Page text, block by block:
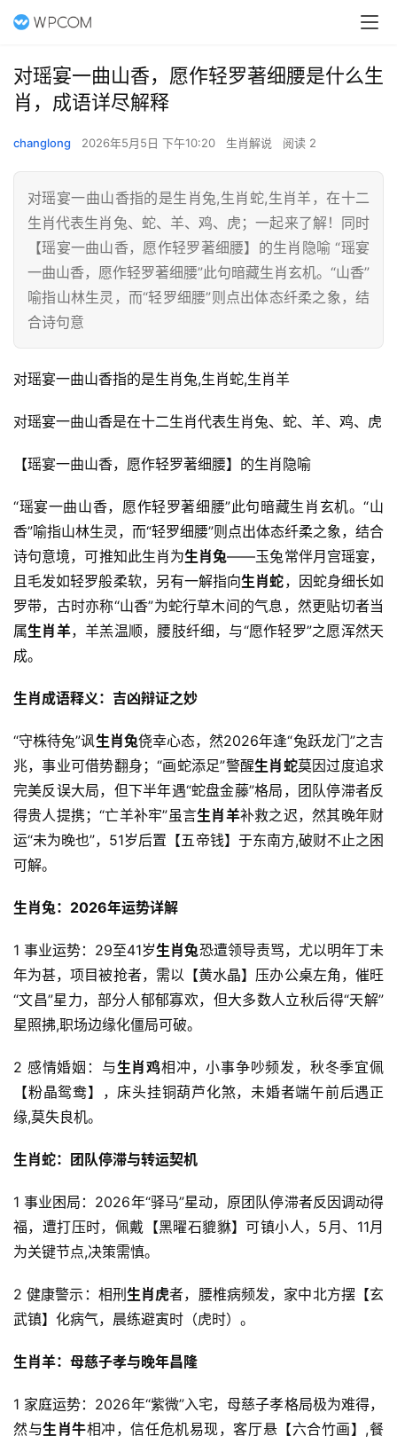
对瑶宴一曲山香，愿作轻罗著细腰是什么生
肖，成语详尽解释
changlong 2026年5月5日 下午10:20 生肖解说 阅读 2
对瑶宴一曲山香指的是生肖兔,生肖蛇,生肖羊，在十二
生肖代表生肖兔、蛇、羊、鸡、虎；一起来了解！同时
【瑶宴一曲山香，愿作轻罗著细腰】的生肖隐喻 “瑶宴
一曲山香，愿作轻罗著细腰”此句暗藏生肖玄机。“山香”
喻指山林生灵，而“轻罗细腰”则点出体态纤柔之象，结
合诗句意
对瑶宴一曲山香指的是生肖兔,生肖蛇,生肖羊
对瑶宴一曲山香是在十二生肖代表生肖兔、蛇、羊、鸡、虎
【瑶宴一曲山香，愿作轻罗著细腰】的生肖隐喻
“瑶宴一曲山香，愿作轻罗著细腰”此句暗藏生肖玄机。“山
香”喻指山林生灵，而“轻罗细腰”则点出体态纤柔之象，结合
诗句意境，可推知此生肖为生肖兔——玉兔常伴月宫瑶宴，
且毛发如轻罗般柔软，另有一解指向生肖蛇，因蛇身细长如
罗带，古时亦称“山香”为蛇行草木间的气息，然更贴切者当
属生肖羊，羊羔温顺，腰肢纤细，与“愿作轻罗”之愿浑然天
成。
生肖成语释义：吉凶辩证之妙
“守株待兔”讽生肖兔侥幸心态，然2026年逢“兔跃龙门”之吉
兆，事业可借势翻身；“画蛇添足”警醒生肖蛇莫因过度追求
完美反误大局，但下半年遇“蛇盘金藤”格局，团队停滞者反
得贵人提携；“亡羊补牢”虽言生肖羊补救之迟，然其晚年财
运“未为晚也”，51岁后置【五帝钱】于东南方,破财不止之困
可解。
生肖兔：2026年运势详解
1 事业运势：29至41岁生肖兔恐遭领导责骂，尤以明年丁未
年为甚，项目被抢者，需以【黄水晶】压办公桌左角，催旺
“文昌”星力，部分人郁郁寡欢，但大多数人立秋后得“天解”
星照拂,职场边缘化僵局可破。
2 感情婚姻：与生肖鸡相冲，小事争吵频发，秋冬季宜佩
【粉晶鸳鸯】，床头挂铜葫芦化煞，未婚者端午前后遇正
缘,莫失良机。
生肖蛇：团队停滞与转运契机
1 事业困局：2026年“驿马”星动，原团队停滞者反因调动得
福，遭打压时，佩戴【黑曜石貔貅】可镇小人，5月、11月
为关键节点,决策需慎。
2 健康警示：相刑 生肖虎者，腰椎病频发，家中北方摆【玄
武镇】化病气，晨练避寅时（虎时）。
生肖羊：母慈子孝与晚年昌隆
1 家庭运势：2026年“紫微”入宅，母慈子孝格局极为难得，
然与生肖牛相冲，信任危机易现，客厅悬【六合竹画】,餐